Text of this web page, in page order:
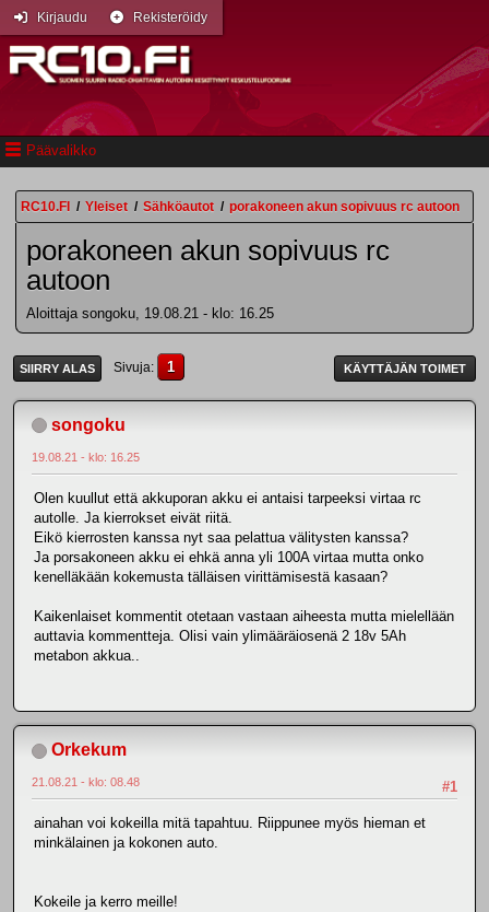
Päävalikko
Kirjaudu Rekisteröidy
RC10.FI / Yleiset / Sähköautot / porakoneen akun sopivuus rc autoon
porakoneen akun sopivuus rc
autoon
Aloittaja songoku, 19.08.21 - klo: 16.25
SIIRRY ALAS Sivuja 1 KÄYTTÄJÄN TOIMET
songoku
19.08.21 - klo: 16.25
Olen kuullut että akkuporan akku ei antaisi tarpeeksi virtaa rc
autolle. Ja kierrokset eivät riitä.
Eikö kierrosten kanssa nyt saa pelattua välitysten kanssa?
Ja porsakoneen akku ei ehkä anna yli 100A virtaa mutta onko
kenelläkään kokemusta tälläisen virittämisestä kasaan?
Kaikenlaiset kommentit otetaan vastaan aiheesta mutta mielellään
auttavia kommentteja. Olisi vain ylimääräiosenä 2 18v 5Ah
metabon akkua..
Orkekum
#1
21.08.21 - klo: 08.48
ainahan voi kokeilla mitä tapahtuu. Riippunee myös hieman et
minkälainen ja kokonen auto.
Kokeile ja kerro meille!